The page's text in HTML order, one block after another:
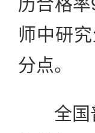
师中研
分点。
全国普